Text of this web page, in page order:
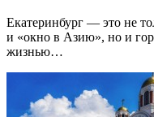
Екатеринбург — это не
и «окно в Азию», но и
жизнью…